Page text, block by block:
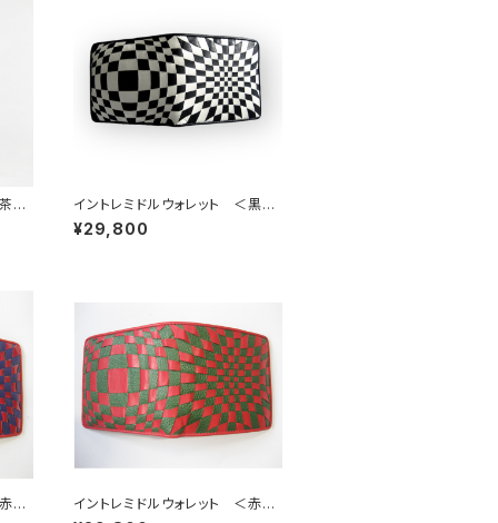
×
イントレミドルウォレット ＜黒×
白＞
¥29,800
エ
イントレミドルウォレット ＜赤×